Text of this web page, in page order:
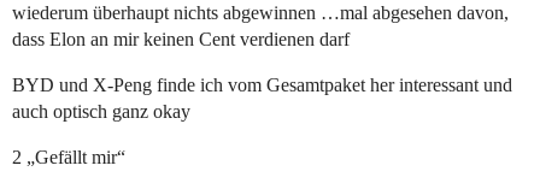
wiederum überhaupt nichts abgewinnen …mal abgesehen davon,
dass Elon an mir keinen Cent verdienen darf
BYD und X-Peng finde ich vom Gesamtpaket her interessant und
auch optisch ganz okay
2 „Gefällt mir“